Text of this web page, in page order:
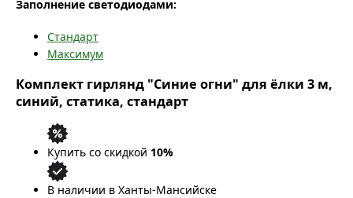
Заполнение светодиодами:
Стандарт
Максимум
Комплект гирлянд "Синие огни" для ёлки 3 м,
синий, статика, стандарт
Купить со скидкой 10%
В наличии в Ханты-Мансийске